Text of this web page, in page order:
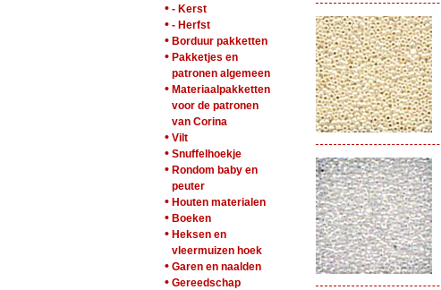
• - Kerst
• - Herfst
• Borduur pakketten
• Pakketjes en
patronen algemeen
• Materiaalpakketten
voor de patronen
van Corina
• Vilt
• Snuffelhoekje
• Rondom baby en
peuter
• Houten materialen
• Boeken
• Heksen en
vleermuizen hoek
• Garen en naalden
• Gereedschap